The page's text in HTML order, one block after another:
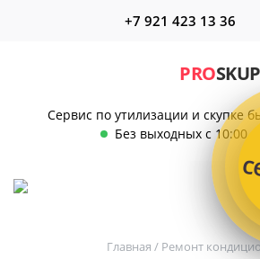
PROSKUP
Сервис по утилизации и скупке
Без выходных с 10:00
+7 921 423 13 36
Главная / Ремонт